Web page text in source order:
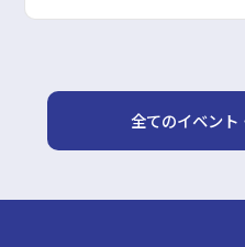
全てのイベント